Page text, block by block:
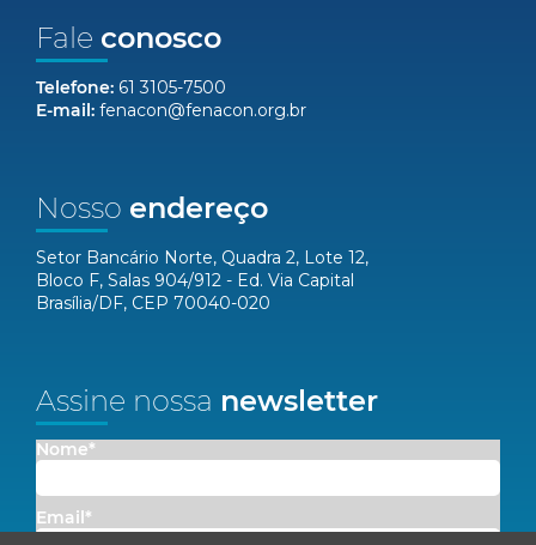
Fale conosco
Telefone: 61 3105-7500
E-mail: fenacon@fenacon.org.br
Nosso endereço
Setor Bancário Norte, Quadra 2, Lote 12,
Bloco F, Salas 904/912 - Ed. Via Capital
Brasília/DF, CEP 70040-020
Assine nossa newsletter
Nome*
Email*